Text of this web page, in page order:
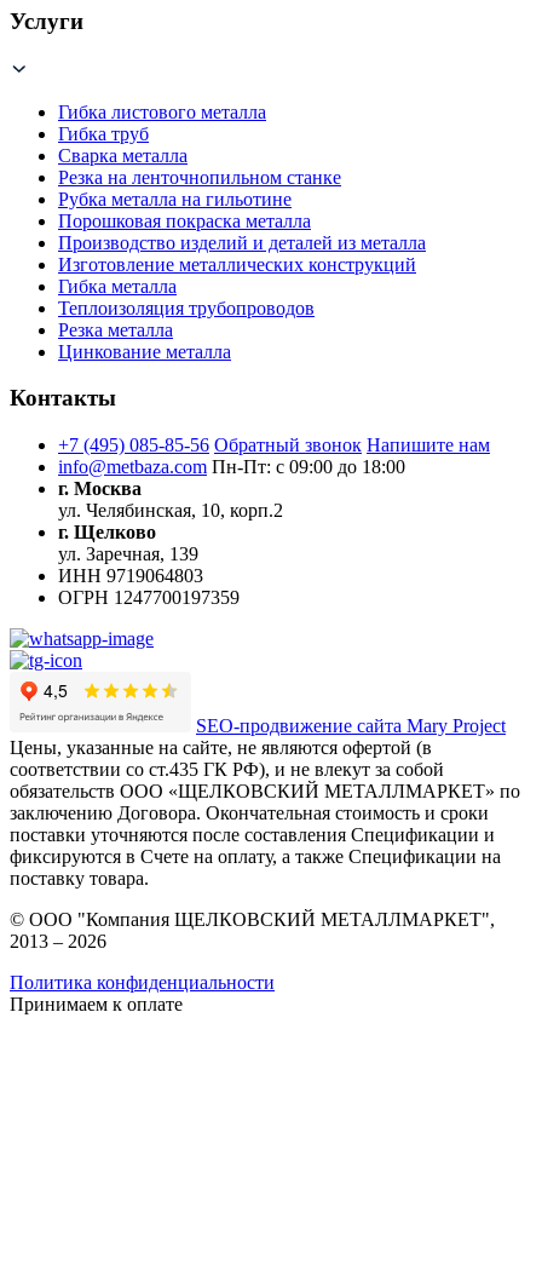
Услуги
Гибка листового металла
Гибка труб
Сварка металла
Резка на ленточнопильном станке
Рубка металла на гильотине
Порошковая покраска металла
Производство изделий и деталей из металла
Изготовление металлических конструкций
Гибка металла
Теплоизоляция трубопроводов
Резка металла
Цинкование металла
Контакты
+7 (495) 085-85-56 Обратный звонок Напишите нам
info@metbaza.com Пн-Пт: с 09:00 до 18:00
г. Москва
ул. Челябинская, 10, корп.2
г. Щелково
ул. Заречная, 139
ИНН 9719064803
ОГРН 1247700197359
SEO-продвижение сайта Mary Project
Цены, указанные на сайте, не являются офертой (в
соответствии со ст.435 ГК РФ), и не влекут за собой
обязательств ООО «ЩЕЛКОВСКИЙ МЕТАЛЛМАРКЕТ» по
заключению Договора. Окончательная стоимость и сроки
поставки уточняются после составления Спецификации и
фиксируются в Счете на оплату, а также Спецификации на
поставку товара.
© ООО "Компания ЩЕЛКОВСКИЙ МЕТАЛЛМАРКЕТ",
2013 – 2026
Политика конфиденциальности
Принимаем к оплате